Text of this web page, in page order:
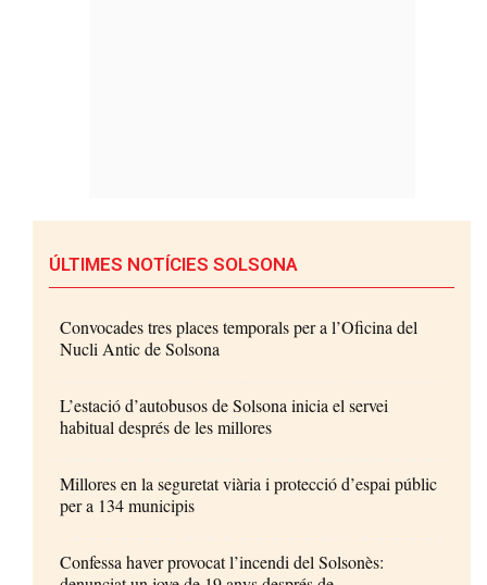
ÚLTIMES NOTÍCIES SOLSONA
Convocades tres places temporals per a l’Oficina del
Nucli Antic de Solsona
L’estació d’autobusos de Solsona inicia el servei
habitual després de les millores
Millores en la seguretat viària i protecció d’espai públic
per a 134 municipis
Confessa haver provocat l’incendi del Solsonès: